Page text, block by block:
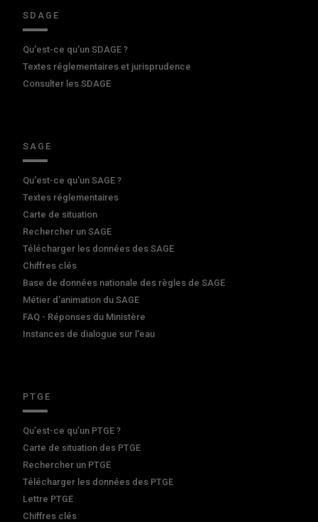
SDAGE
Qu'est-ce qu'un SDAGE ?
Textes réglementaires et jurisprudence
Consulter les SDAGE
SAGE
Qu'est-ce qu'un SAGE ?
Textes réglementaires
Carte de situation
Rechercher un SAGE
Télécharger les données des SAGE
Chiffres clés
Base de données nationale des règles de SAGE
Métier d'animation du SAGE
FAQ - Réponses du Ministère
Instances de dialogue sur l'eau
PTGE
Qu’est-ce qu’un PTGE ?
Carte de situation des PTGE
Rechercher un PTGE
Télécharger les données des PTGE
Lettre PTGE
Chiffres clés